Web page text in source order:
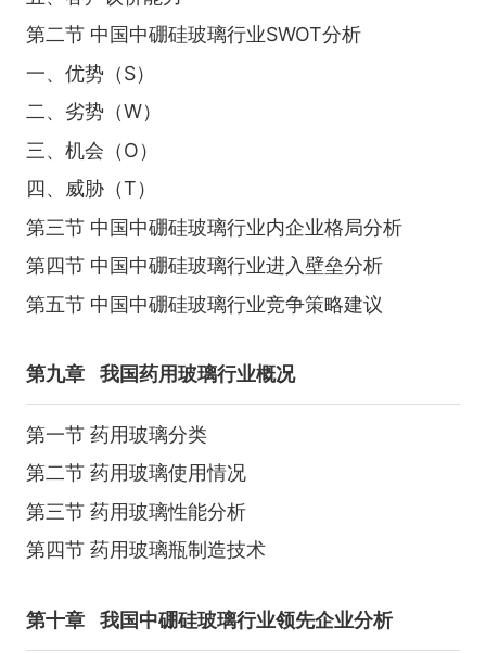
第二节 中国中硼硅玻璃行业SWOT分析
一、优势（S）
二、劣势（W）
三、机会（O）
四、威胁（T）
第三节 中国中硼硅玻璃行业内企业格局分析
第四节 中国中硼硅玻璃行业进入壁垒分析
第五节 中国中硼硅玻璃行业竞争策略建议
第九章 我国药用玻璃行业概况
第一节 药用玻璃分类
第二节 药用玻璃使用情况
第三节 药用玻璃性能分析
第四节 药用玻璃瓶制造技术
第十章 我国中硼硅玻璃行业领先企业分析